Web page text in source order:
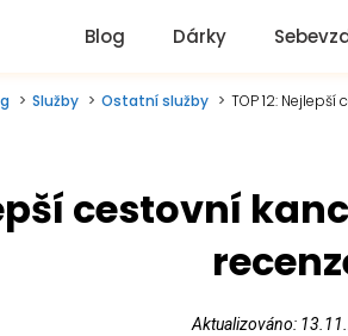
Blog Dárky
Služby Ostatní služby TOP 12:
cestovní
Aktualizováno: